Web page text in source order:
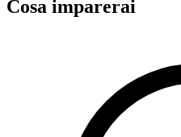
Cosa imparerai